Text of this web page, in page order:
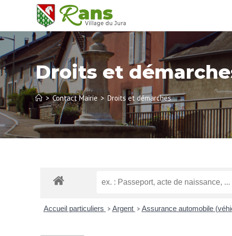
Droits et
> Contact Mairie > Droits et démarches
Accueil particuliers > Argent > Assurance automobile